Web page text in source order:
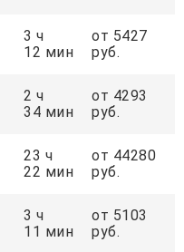
3 ч
12 мин
от 5427
руб.
2 ч
34 мин
от 4293
руб.
23 ч
22 мин
от 44280
руб.
3 ч
11 мин
от 5103
руб.